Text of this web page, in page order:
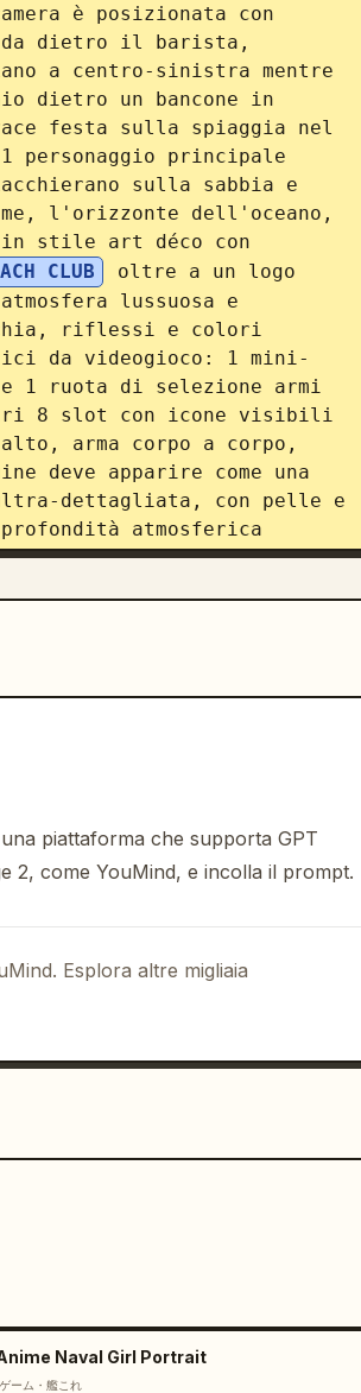
è posizionata con
da dietro il barista,
a centro-sinistra mentre
dietro un bancone in
festa sulla spiaggia nel
personaggio principale
sulla sabbia e
l'orizzonte dell'oceano,
stile art déco con
CLUB
oltre a un logo
lussuosa e
riflessi e colori
da videogioco: 1 mini-
1 ruota di selezione armi
8 slot con icone visibili
arma corpo a corpo,
deve apparire come una
dettagliata, con pelle e
atmosferica
piattaforma che supporta GPT
2, come YouMind, e incolla il prompt.
Esplora altre migliaia
Naval Girl Portrait
ーム・艦これ